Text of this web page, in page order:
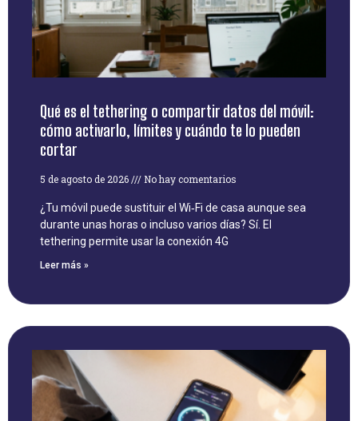
Qué es el tethering o compartir datos del móvil:
cómo activarlo, límites y cuándo te lo pueden
cortar
5 de agosto de 2026 No hay comentarios
¿Tu móvil puede sustituir el Wi‑Fi de casa aunque sea
durante unas horas o incluso varios días? Sí. El
tethering permite usar la conexión 4G
Leer más »